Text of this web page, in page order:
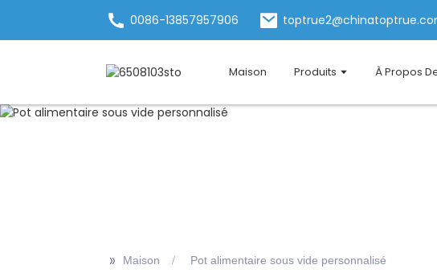
0086-13857957906
Maison Produits À Propos
>> Maison Pot alimentaire sous vide personnalisé